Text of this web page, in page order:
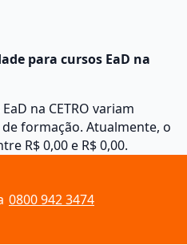
para cursos EaD na
na CETRO variam
formação. Atualmente, o
R$ 0,00 e R$ 0,00.
0800 942 3474